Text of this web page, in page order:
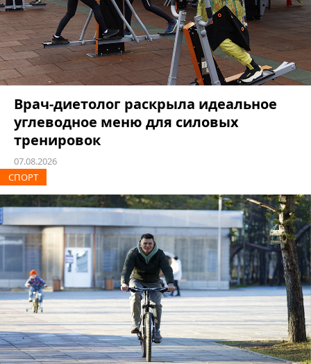
Врач-диетолог раскрыла идеальное
углеводное меню для силовых
тренировок
07.08.2026
СПОРТ